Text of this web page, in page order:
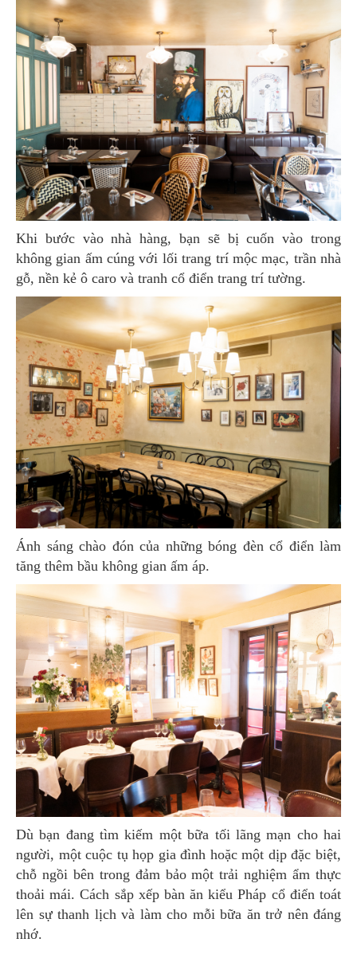
Khi bước vào nhà hàng, bạn sẽ bị cuốn vào trong
không gian ấm cúng với lối trang trí mộc mạc, trần nhà
gỗ, nền kẻ ô caro và tranh cổ điển trang trí tường.
Ánh sáng chào đón của những bóng đèn cổ điển làm
tăng thêm bầu không gian ấm áp.
Dù bạn đang tìm kiếm một bữa tối lãng mạn cho hai
người, một cuộc tụ họp gia đình hoặc một dịp đặc biệt,
chỗ ngồi bên trong đảm bảo một trải nghiệm ẩm thực
thoải mái. Cách sắp xếp bàn ăn kiểu Pháp cổ điển toát
lên sự thanh lịch và làm cho mỗi bữa ăn trở nên đáng
nhớ.